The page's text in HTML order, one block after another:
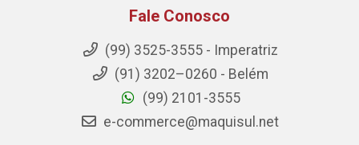
Fale Conosco
(99) 3525-3555 - Imperatriz
(91) 3202–0260 - Belém
(99) 2101-3555
e-commerce@maquisul.net